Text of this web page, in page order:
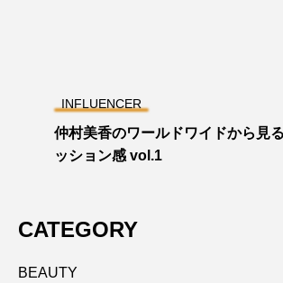
INFLUENCER
仲村美香のワールドワイドから見
ッション感 vol.1
CATEGORY
BEAUTY